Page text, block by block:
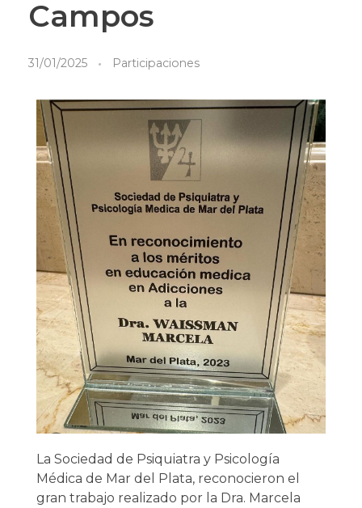
Campos
31/01/2025 Participaciones
La Sociedad de Psiquiatra y Psicología
Médica de Mar del Plata, reconocieron el
gran trabajo realizado por la Dra. Marcela